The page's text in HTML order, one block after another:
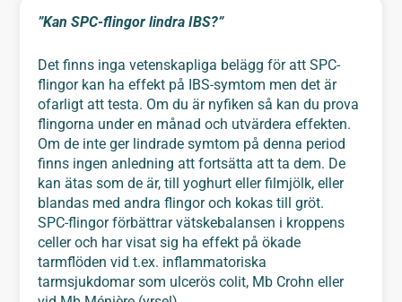
”Kan SPC-flingor lindra IBS?”
Det finns inga vetenskapliga belägg för att SPC-
flingor kan ha effekt på IBS-symtom men det är
ofarligt att testa. Om du är nyfiken så kan du prova
flingorna under en månad och utvärdera effekten.
Om de inte ger lindrade symtom på denna period
finns ingen anledning att fortsätta att ta dem. De
kan ätas som de är, till yoghurt eller filmjölk, eller
blandas med andra flingor och kokas till gröt.
SPC-flingor förbättrar vätskebalansen i kroppens
celler och har visat sig ha effekt på ökade
tarmflöden vid t.ex. inflammatoriska
tarmsjukdomar som ulcerös colit, Mb Crohn eller